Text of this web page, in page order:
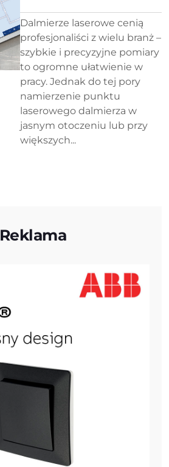
Dalmierze laserowe cenią
profesjonaliści z wielu branż –
szybkie i precyzyjne pomiary
to ogromne ułatwienie w
pracy. Jednak do tej pory
namierzenie punktu
laserowego dalmierza w
jasnym otoczeniu lub przy
większych...
Reklama